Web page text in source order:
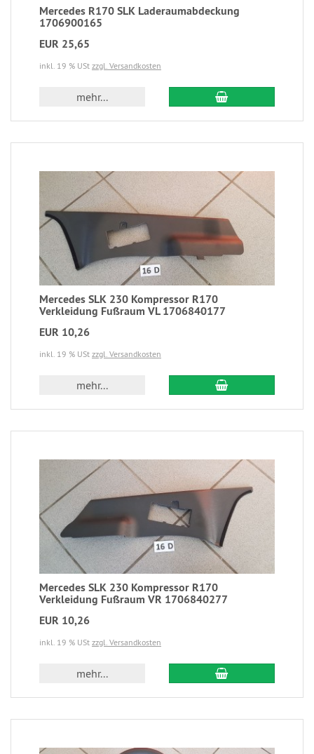
Mercedes R170 SLK Laderaumabdeckung
1706900165
EUR 25,65
inkl. 19 % USt zzgl. Versandkosten
mehr...
Mercedes SLK 230 Kompressor R170
Verkleidung Fußraum VL 1706840177
EUR 10,26
inkl. 19 % USt zzgl. Versandkosten
mehr...
Mercedes SLK 230 Kompressor R170
Verkleidung Fußraum VR 1706840277
EUR 10,26
inkl. 19 % USt zzgl. Versandkosten
mehr...